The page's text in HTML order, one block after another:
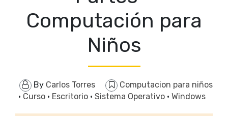
Computación para
Niños
By Carlos Torres
Computacion para niños
· Curso · Escritorio · Sistema Operativo · Windows